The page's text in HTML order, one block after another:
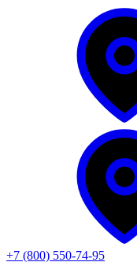
+7 (800) 550-74-95